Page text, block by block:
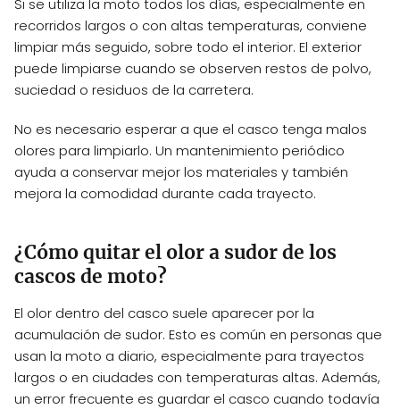
Si se utiliza la moto todos los días, especialmente en
recorridos largos o con altas temperaturas, conviene
limpiar más seguido, sobre todo el interior. El exterior
puede limpiarse cuando se observen restos de polvo,
suciedad o residuos de la carretera.
No es necesario esperar a que el casco tenga malos
olores para limpiarlo. Un mantenimiento periódico
ayuda a conservar mejor los materiales y también
mejora la comodidad durante cada trayecto.
¿Cómo quitar el olor a sudor de los
cascos de moto?
El olor dentro del casco suele aparecer por la
acumulación de sudor. Esto es común en personas que
usan la moto a diario, especialmente para trayectos
largos o en ciudades con temperaturas altas. Además,
un error frecuente es guardar el casco cuando todavía